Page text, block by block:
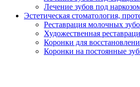
Лечение зубов под
Эстетическая стоматология,
Реставрация молочных
Художественная
Коронки для
Коронки на постоянные